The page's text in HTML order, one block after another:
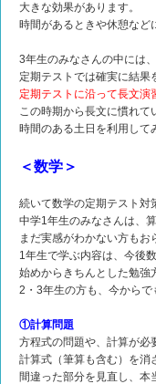
大きな効果があります。
時間があるときや休憩など
3年生のみなさんの中には
定期テストでは確実に結果
定期テストに沿って長文演
この時期から長文に慣れ
時間のある土日を利用して
＜数学＞
続いて数学の定期テスト対
中学1年生のみなさんは、
まだ実感がわかない方もお
1年生で学ぶ内容は、今後
始めからきちんとした勉強
2・3年生の方も、今からで
①計算問題
方程式の問題や、計算が必
計算式（筆算も含む）を消
間違った部分を見直し、本